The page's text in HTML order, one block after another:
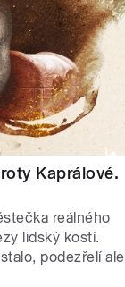
Kaprálové.
reálného
lidský kostí.
podezřelí ale